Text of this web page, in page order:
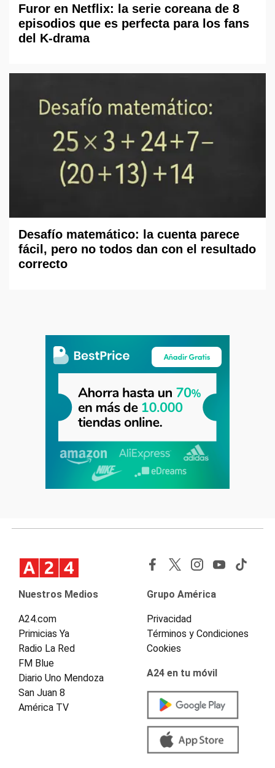
Furor en Netflix: la serie coreana de 8
episodios que es perfecta para los fans
del K-drama
Desafío matemático: la cuenta parece
fácil, pero no todos dan con el resultado
correcto
Nuestros Medios
A24.com
Primicias Ya
Radio La Red
FM Blue
Diario Uno Mendoza
San Juan 8
América TV
Grupo América
Privacidad
Términos y Condiciones
Cookies
A24 en tu móvil